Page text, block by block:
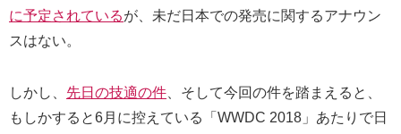
に予定されているが、未だ日本での発売に関するアナウン
スはない。
しかし、 先日の技適の件 、そして今回の件を踏まえると、
もしかすると6月に控えている「WWDC 2018」あたりで日